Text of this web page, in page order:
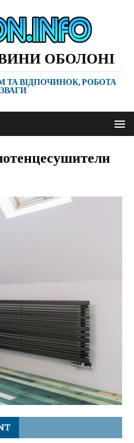
ОБОЛОНІ
ТА ВІДПОЧИНОК, РОБОТА